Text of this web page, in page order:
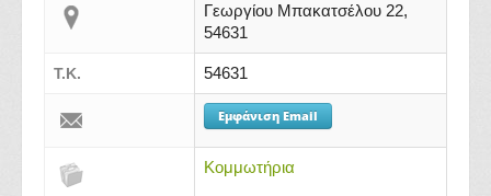
Γεωργίου Μπακατσέλου 22,
54631
Τ.Κ. 54631
Εμφάνιση Email
Κομμωτήρια